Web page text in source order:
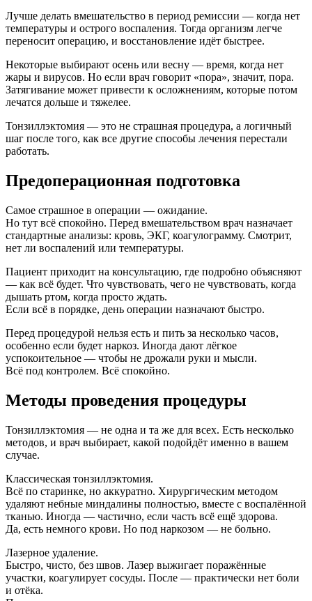
Лучше делать вмешательство в период ремиссии — когда нет
температуры и острого воспаления. Тогда организм легче
переносит операцию, и восстановление идёт быстрее.
Некоторые выбирают осень или весну — время, когда нет
жары и вирусов. Но если врач говорит «пора», значит, пора.
Затягивание может привести к осложнениям, которые потом
лечатся дольше и тяжелее.
Тонзиллэктомия — это не страшная процедура, а логичный
шаг после того, как все другие способы лечения перестали
работать.
Предоперационная подготовка
Самое страшное в операции — ожидание.
Но тут всё спокойно. Перед вмешательством врач назначает
стандартные анализы: кровь, ЭКГ, коагулограмму. Смотрит,
нет ли воспалений или температуры.
Пациент приходит на консультацию, где подробно объясняют
— как всё будет. Что чувствовать, чего не чувствовать, когда
дышать ртом, когда просто ждать.
Если всё в порядке, день операции назначают быстро.
Перед процедурой нельзя есть и пить за несколько часов,
особенно если будет наркоз. Иногда дают лёгкое
успокоительное — чтобы не дрожали руки и мысли.
Всё под контролем. Всё спокойно.
Методы проведения процедуры
Тонзиллэктомия — не одна и та же для всех. Есть несколько
методов, и врач выбирает, какой подойдёт именно в вашем
случае.
Классическая тонзиллэктомия.
Всё по старинке, но аккуратно. Хирургическим методом
удаляют небные миндалины полностью, вместе с воспалённой
тканью. Иногда — частично, если часть всё ещё здорова.
Да, есть немного крови. Но под наркозом — не больно.
Лазерное удаление.
Быстро, чисто, без швов. Лазер выжигает поражённые
участки, коагулирует сосуды. После — практически нет боли
и отёка.